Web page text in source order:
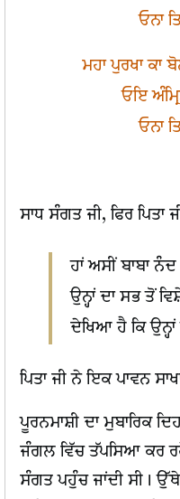
ਓਨਾ
ਮਹਾ ਪੁਰਖਾ ਕਾ
ਓਇ
ਓਨਾ
ਸਾਧ ਸੰਗਤ ਜੀ, ਫਿਰ ਪਿਤਾ
ਹਾਂ ਅਸੀਂ ਬਾਬਾ
ਉਨ੍ਹਾਂ ਦਾ ਸਭ ਤੋਂ
ਦੇਖਿਆ ਹੈ ਕਿ ਉਨ੍ਹਾਂ
ਪਿਤਾ ਜੀ ਨੇ ਇਕ ਪਾਵਨ
ਪੂਰਨਮਾਸ਼ੀ ਦਾ ਮੁਬਾਰਿਕ
ਜੰਗਲ ਵਿੱਚ ਤੱਪਸਿਆ ਕਰ
ਸੰਗਤ ਪਹੁੰਚ ਜਾਂਦੀ ਸੀ। ਉੱਥੇ